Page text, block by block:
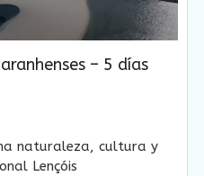
$960.00
– 5 días
naturaleza, cultura y
Lençóis